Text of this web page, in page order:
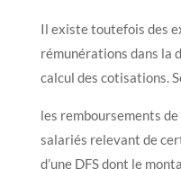
Il existe toutefois des
rémunérations dans la
calcul des cotisations.
les remboursements
salariés relevant de
d’une DFS dont le